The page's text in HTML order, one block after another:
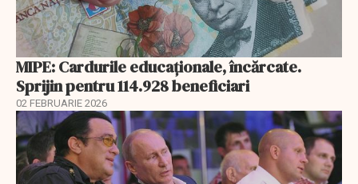
MIPE: Cardurile educaţionale, încărcate.
Sprijin pentru 114.928 beneficiari
02 FEBRUARIE 2026